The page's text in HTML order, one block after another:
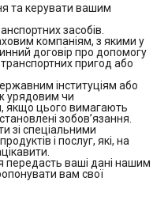
та керувати вашим
засобів.
компаніям, з якими у
договір про допомогу
пригод або
інституціям або
урядовим чи
якщо цього вимагають
зобов’язання.
зі спеціальними
і послуг, які, на
ваші дані нашим
вам свої